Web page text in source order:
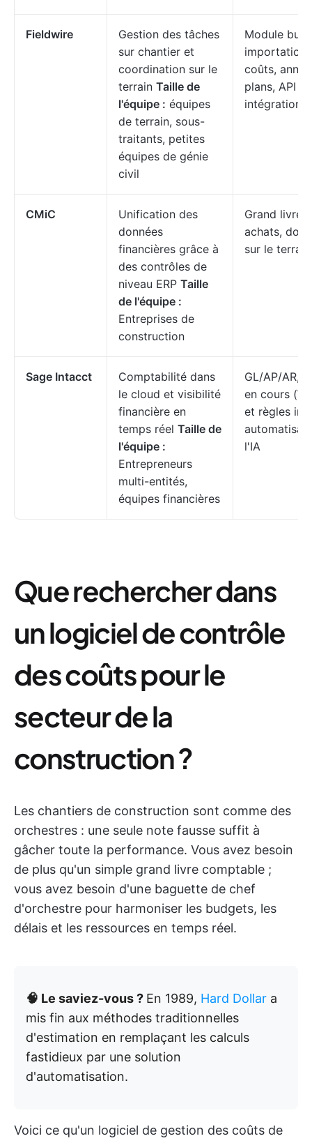
Fieldwire
Gestion des tâches
sur chantier et
coordination sur le
terrain Taille de
l'équipe : équipes
de terrain, sous-
traitants, petites
équipes de génie
civil
Module
importation
coûts,
plans, API
intégrations
CMiC
Unification des
données
financières grâce à
des contrôles de
niveau ERP Taille
de l'équipe :
Entreprises de
construction
Grand livre
achats,
sur le
Sage Intacct
Comptabilité dans
le cloud et visibilité
financière en
temps réel Taille de
l'équipe :
Entrepreneurs
multi-entités,
équipes financières
GL/AP/AR,
en cours
et règles
l'IA
Que rechercher dans
un logiciel de contrôle
des coûts pour le
secteur de la
construction ?
Les chantiers de construction sont comme des
orchestres : une seule note fausse suffit à
gâcher toute la performance. Vous avez besoin
de plus qu'un simple grand livre comptable ;
vous avez besoin d'une baguette de chef
d'orchestre pour harmoniser les budgets, les
délais et les ressources en temps réel.
🧠 Le saviez-vous ? En 1989, Hard Dollar a
mis fin aux méthodes traditionnelles
d'estimation en remplaçant les calculs
fastidieux par une solution
d'automatisation.
Voici ce qu'un logiciel de gestion des coûts de